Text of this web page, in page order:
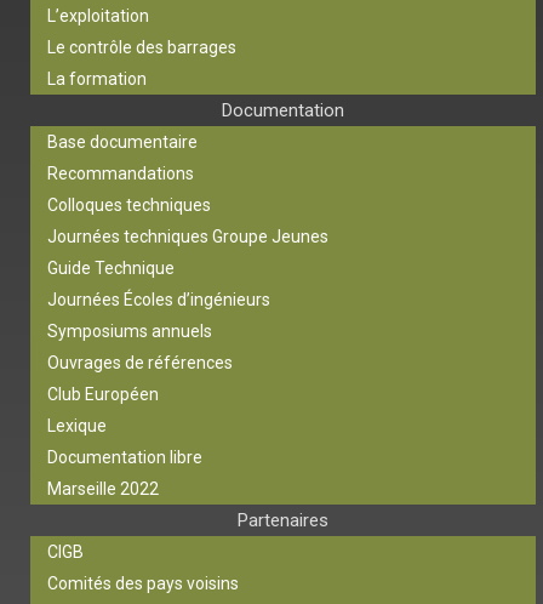
L’exploitation
Le contrôle des barrages
La formation
Documentation
Base documentaire
Recommandations
Colloques techniques
Journées techniques Groupe Jeunes
Guide Technique
Journées Écoles d’ingénieurs
Symposiums annuels
Ouvrages de références
Club Européen
Lexique
Documentation libre
Marseille 2022
Partenaires
CIGB
Comités des pays voisins